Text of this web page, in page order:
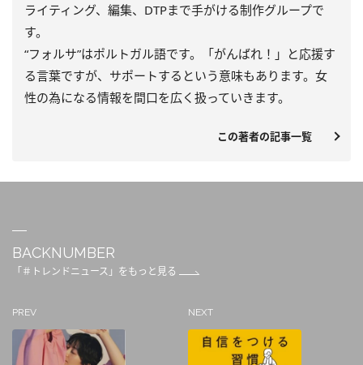
ライティング、編集、DTPまで手がける制作グループで
す。
“フォルサ”はポルトガル語です。「がんばれ！」と応援す
る言葉ですが、サポートするという意味もあります。女
性の為になる情報を間口を広く扱っていきます。
この著者の記事一覧
BACKNUMBER
「＃トレンドニュース」をもっと見る
PREV NEXT